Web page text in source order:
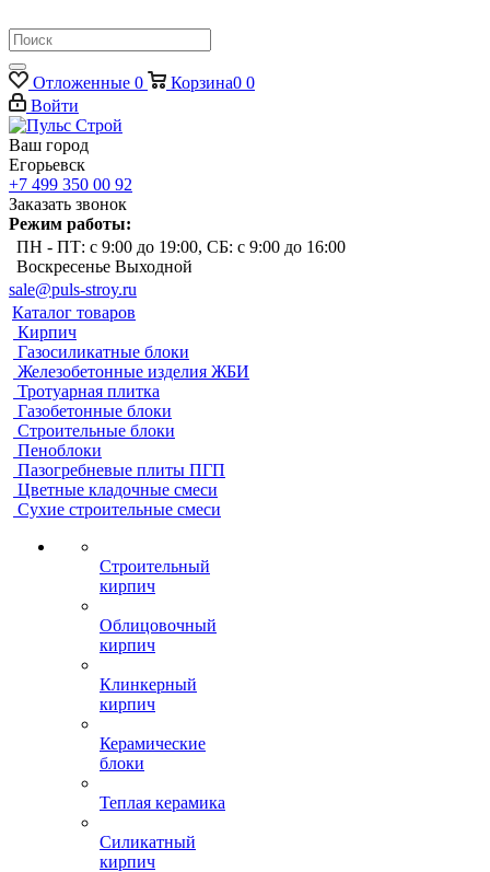
Отложенные 0 Корзина0 0
Войти
Ваш город
Егорьевск
+7 499 350 00 92
Заказать звонок
Режим работы:
ПН - ПТ: с 9:00 до 19:00, СБ: с 9:00 до 16:00
Воскресенье Выходной
sale@puls-stroy.ru
Каталог товаров
Кирпич
Газосиликатные блоки
Железобетонные изделия ЖБИ
Тротуарная плитка
Газобетонные блоки
Строительные блоки
Пеноблоки
Пазогребневые плиты ПГП
Цветные кладочные смеси
Сухие строительные смеси
Строительный
кирпич
Облицовочный
кирпич
Клинкерный
кирпич
Керамические
блоки
Теплая керамика
Силикатный
кирпич